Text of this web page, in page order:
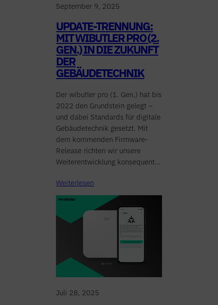
September 9, 2025
UPDATE-TRENNUNG:
MIT WIBUTLER PRO (2.
GEN.) IN DIE ZUKUNFT
DER
GEBÄUDETECHNIK
Der wibutler pro (1. Gen.) hat bis
2022 den Grundstein gelegt –
und dabei Standards für digitale
Gebäudetechnik gesetzt. Mit
dem kommenden Firmware-
Release richten wir unsere
Weiterentwicklung konsequent…
Weiterlesen
Juli 28, 2025